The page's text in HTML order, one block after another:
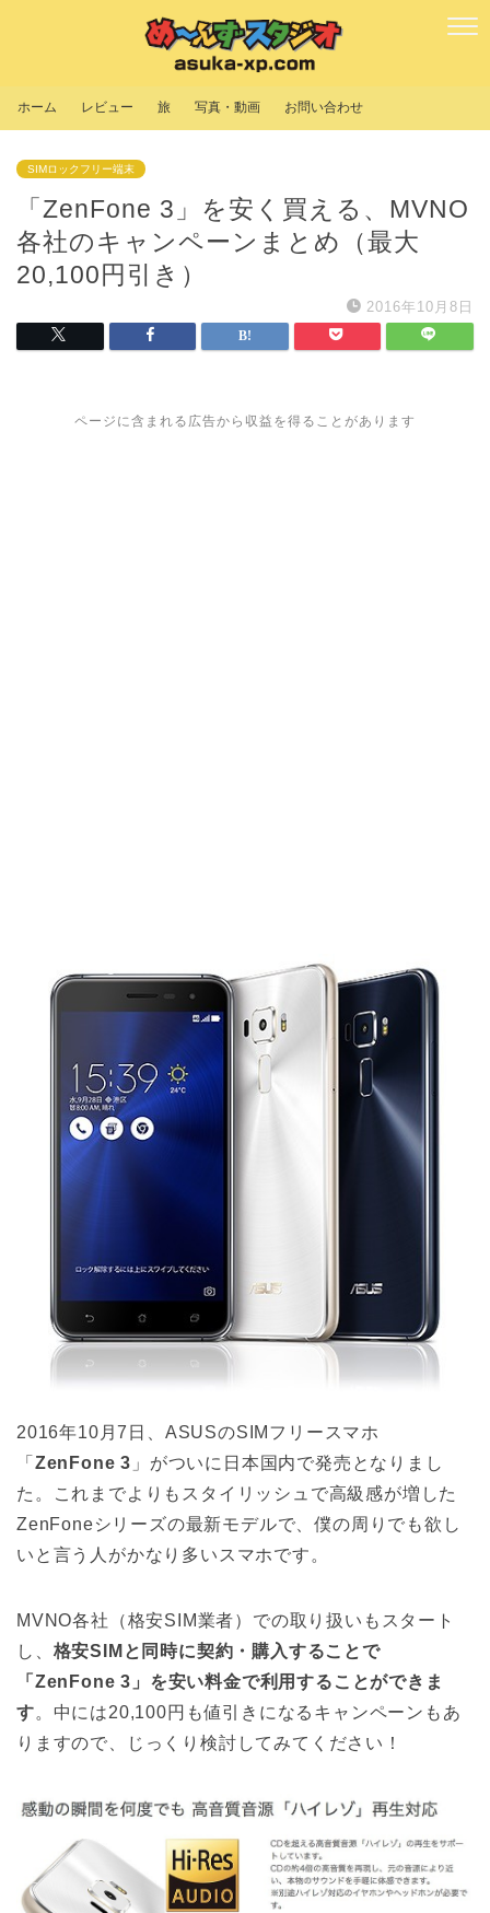
ホーム レビュー 旅 写真・動画 お問い合わせ
SIMロックフリー端末
「ZenFone 3」を安く買える、MVNO
各社のキャンペーンまとめ（最大
20,100円引き）
2016年10月8日
ページに含まれる広告から収益を得ることがあります
2016年10月7日、ASUSのSIMフリースマホ
「 ZenFone 3 」がついに日本国内で発売となりまし
た。これまでよりもスタイリッシュで高級感が増した
ZenFoneシリーズの最新モデルで、僕の周りでも欲し
いと言う人がかなり多いスマホです。
MVNO各社（格安SIM業者）での取り扱いもスタート
し、 格安SIMと同時に契約・購入することで
「ZenFone 3」を安い料金で利用することができま
す。中には20,100円も値引きになるキャンペーンもあ
りますので、じっくり検討してみてください！